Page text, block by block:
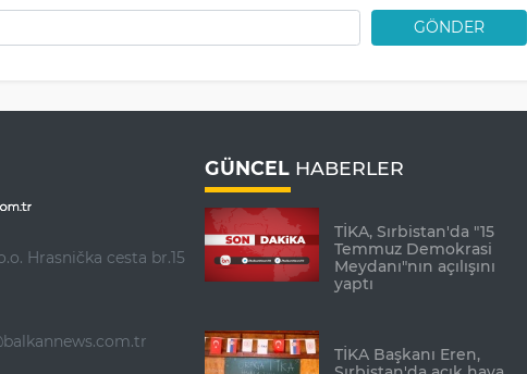
GÖNDER
Hrasnička cesta br.15
GÜNCEL HABERLER
TİKA, Sırbistan'da "15
Temmuz Demokrasi
Meydanı"nın açılışını
yaptı
TİKA Başkanı Eren,